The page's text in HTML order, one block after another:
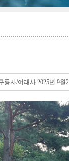
룡사/여래사 2025년 9월